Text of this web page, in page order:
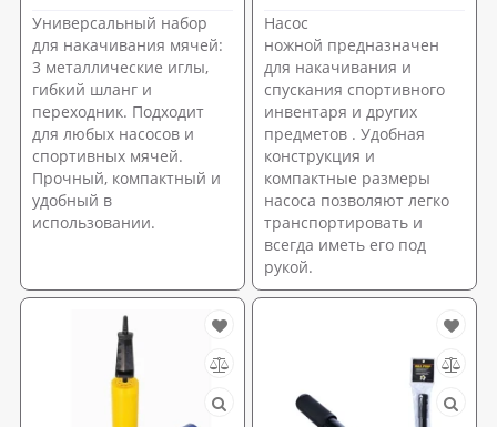
Универсальный набор
для накачивания мячей:
3 металлические иглы,
гибкий шланг и
переходник. Подходит
для любых насосов и
спортивных мячей.
Прочный, компактный и
удобный в
использовании.
Насос
ножной предназначен
для накачивания и
спускания спортивного
инвентаря и других
предметов . Удобная
конструкция и
компактные размеры
насоса позволяют легко
транспортировать и
всегда иметь его под
рукой.